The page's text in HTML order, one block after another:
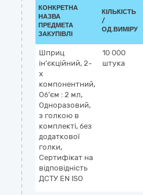
КОНКРЕТНА
НАЗВА
ПРЕДМЕТА
ЗАКУПІВЛІ
КІЛЬКІСТЬ
/
ОД.ВИМІРУ
Шприц
ін'єкційний, 2-
х
компонентний,
Об'єм : 2 мл,
Одноразовий,
з голкою в
комплекті, без
додаткової
голки,
Сертифікат на
відповідність
ДСТУ EN ISO
10 000
штука